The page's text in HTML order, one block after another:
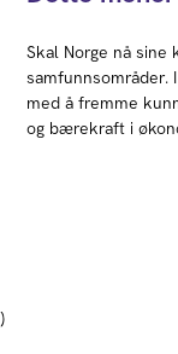
Skal Norge nå
med å fremme
og bærekraft i
)